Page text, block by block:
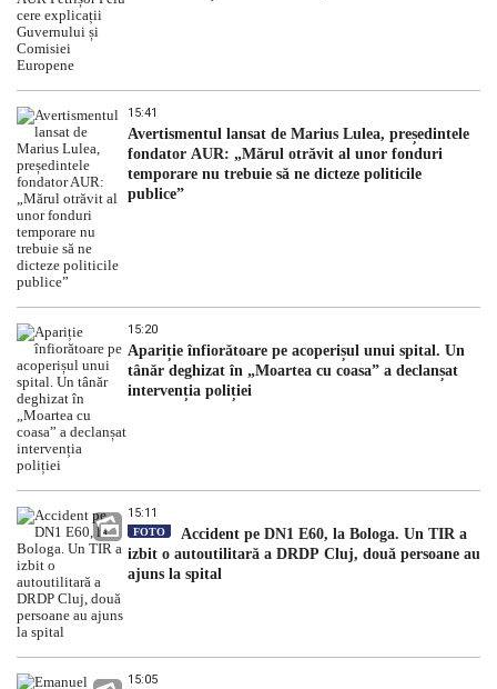
15:41
Avertismentul lansat de Marius Lulea, președintele
fondator AUR: „Mărul otrăvit al unor fonduri
temporare nu trebuie să ne dicteze politicile
publice”
15:20
Apariție înfiorătoare pe acoperișul unui spital. Un
tânăr deghizat în „Moartea cu coasa” a declanșat
intervenția poliției
15:11
FOTO
Accident pe DN1 E60, la Bologa. Un TIR a
izbit o autoutilitară a DRDP Cluj, două persoane au
ajuns la spital
15:05